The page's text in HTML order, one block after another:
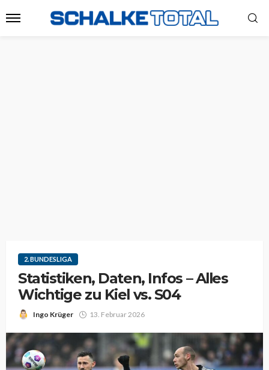
2. BUNDESLIGA
Statistiken, Daten, Infos – Alles
Wichtige zu Kiel vs. S04
Ingo Krüger 13. Februar 2026